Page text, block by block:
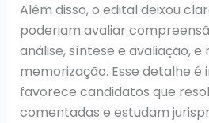
Além disso, o edital deixou
poderiam avaliar
análise, síntese e avaliação, e
memorização. Esse detalhe
favorece candidatos que
comentadas e estudam